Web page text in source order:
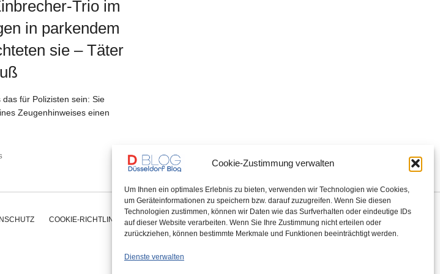
Cookie-Zustimmung verwalten
Um Ihnen ein optimales Erlebnis zu bieten, verwenden wir Technologien wie Cookies,
um Geräteinformationen zu speichern bzw. darauf zuzugreifen. Wenn Sie diesen
Technologien zustimmen, können wir Daten wie das Surfverhalten oder eindeutige IDs
auf dieser Website verarbeiten. Wenn Sie Ihre Zustimmung nicht erteilen oder
zurückziehen, können bestimmte Merkmale und Funktionen beeinträchtigt werden.
Dienste verwalten
Trio im
in parkendem
sie – Täter
für Polizisten sein: Sie
Zeugenhinweises einen
COOKIE-RICHTLINIE (EU)